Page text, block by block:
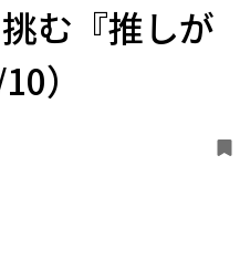
む『推しが
）